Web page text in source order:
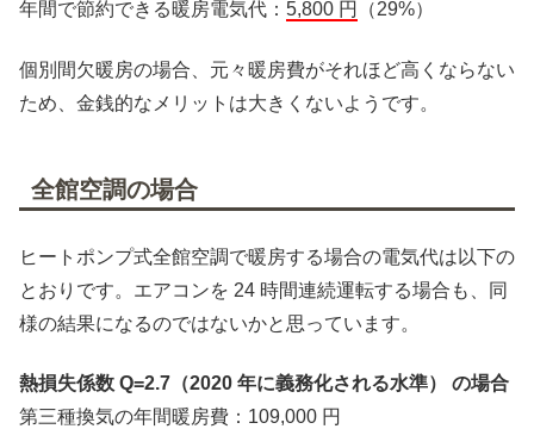
年間で節約できる暖房電気代： 5,800 円 （29%）
個別間欠暖房の場合、元々暖房費がそれほど高くならない
ため、金銭的なメリットは大きくないようです。
全館空調の場合
ヒートポンプ式全館空調で暖房する場合の電気代は以下の
とおりです。エアコンを 24 時間連続運転する場合も、同
様の結果になるのではないかと思っています。
熱損失係数 Q=2.7（2020 年に義務化される水準） の場合
第三種換気の年間暖房費：109,000 円